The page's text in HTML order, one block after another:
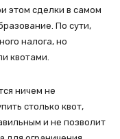
этом сделки в самом
По сути,
налога, но
квотами.
ничем не
столько квот,
и не позволит